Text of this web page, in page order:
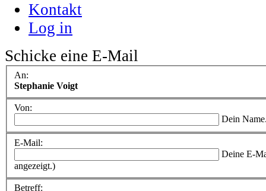
Kontakt
Log in
Schicke eine E-Mail
An:
Stephanie Voigt
Von:
Dein
E-Mail:
Deine E-
angezeigt.)
Betreff: